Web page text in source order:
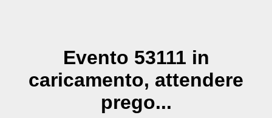
Evento 53111 in
caricamento, attendere
prego...